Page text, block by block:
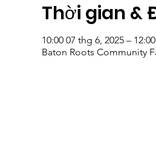
Thời gian &
10:00 07 thg 6, 2025 – 12:00
Baton Roots Community